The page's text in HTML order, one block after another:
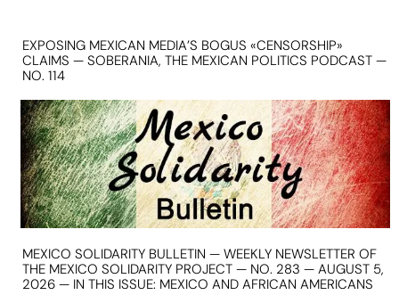
EXPOSING MEXICAN MEDIA’S BOGUS «CENSORSHIP»
CLAIMS — SOBERANIA, THE MEXICAN POLITICS PODCAST —
NO. 114
MEXICO SOLIDARITY BULLETIN — WEEKLY NEWSLETTER OF
THE MEXICO SOLIDARITY PROJECT — NO. 283 — AUGUST 5,
2026 — IN THIS ISSUE: MEXICO AND AFRICAN AMERICANS